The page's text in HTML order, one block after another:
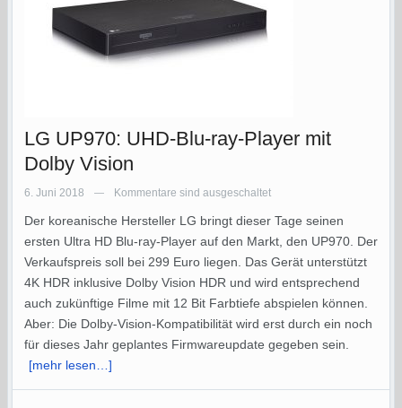
LG UP970: UHD-Blu-ray-Player mit
Dolby Vision
6. Juni 2018 — Kommentare sind ausgeschaltet
Der koreanische Hersteller LG bringt dieser Tage seinen
ersten Ultra HD Blu-ray-Player auf den Markt, den UP970. Der
Verkaufspreis soll bei 299 Euro liegen. Das Gerät unterstützt
4K HDR inklusive Dolby Vision HDR und wird entsprechend
auch zukünftige Filme mit 12 Bit Farbtiefe abspielen können.
Aber: Die Dolby-Vision-Kompatibilität wird erst durch ein noch
für dieses Jahr geplantes Firmwareupdate gegeben sein.
[mehr lesen…]